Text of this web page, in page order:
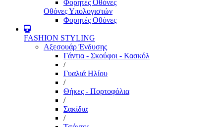
Φορητές Οθόνες
Οθόνες Υπολογιστών
Φορητές Οθόνες
FASHION STYLING
Αξεσουάρ Ένδυσης
Γάντια - Σκούφοι - Κασκόλ
/
Γυαλιά Ηλίου
/
Θήκες - Πορτοφόλια
/
Σακίδια
/